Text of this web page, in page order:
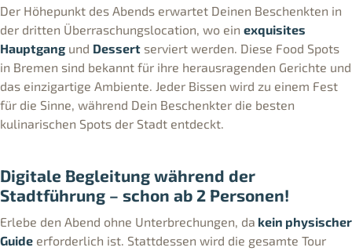
Der Höhepunkt des Abends erwartet Deinen Beschenkten in
der dritten Überraschungslocation, wo ein exquisites
Hauptgang und Dessert serviert werden. Diese Food Spots
in Bremen sind bekannt für ihre herausragenden Gerichte und
das einzigartige Ambiente. Jeder Bissen wird zu einem Fest
für die Sinne, während Dein Beschenkter die besten
kulinarischen Spots der Stadt entdeckt.
Digitale Begleitung während der
Stadtführung – schon ab 2 Personen!
Erlebe den Abend ohne Unterbrechungen, da kein physischer
Guide erforderlich ist. Stattdessen wird die gesamte Tour